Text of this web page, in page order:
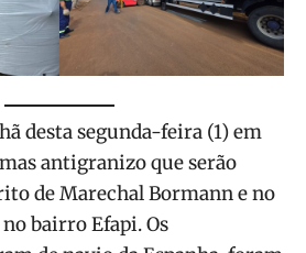
desta segunda-feira (1) em
antigranizo que serão
de Marechal Bormann e no
bairro Efapi. Os